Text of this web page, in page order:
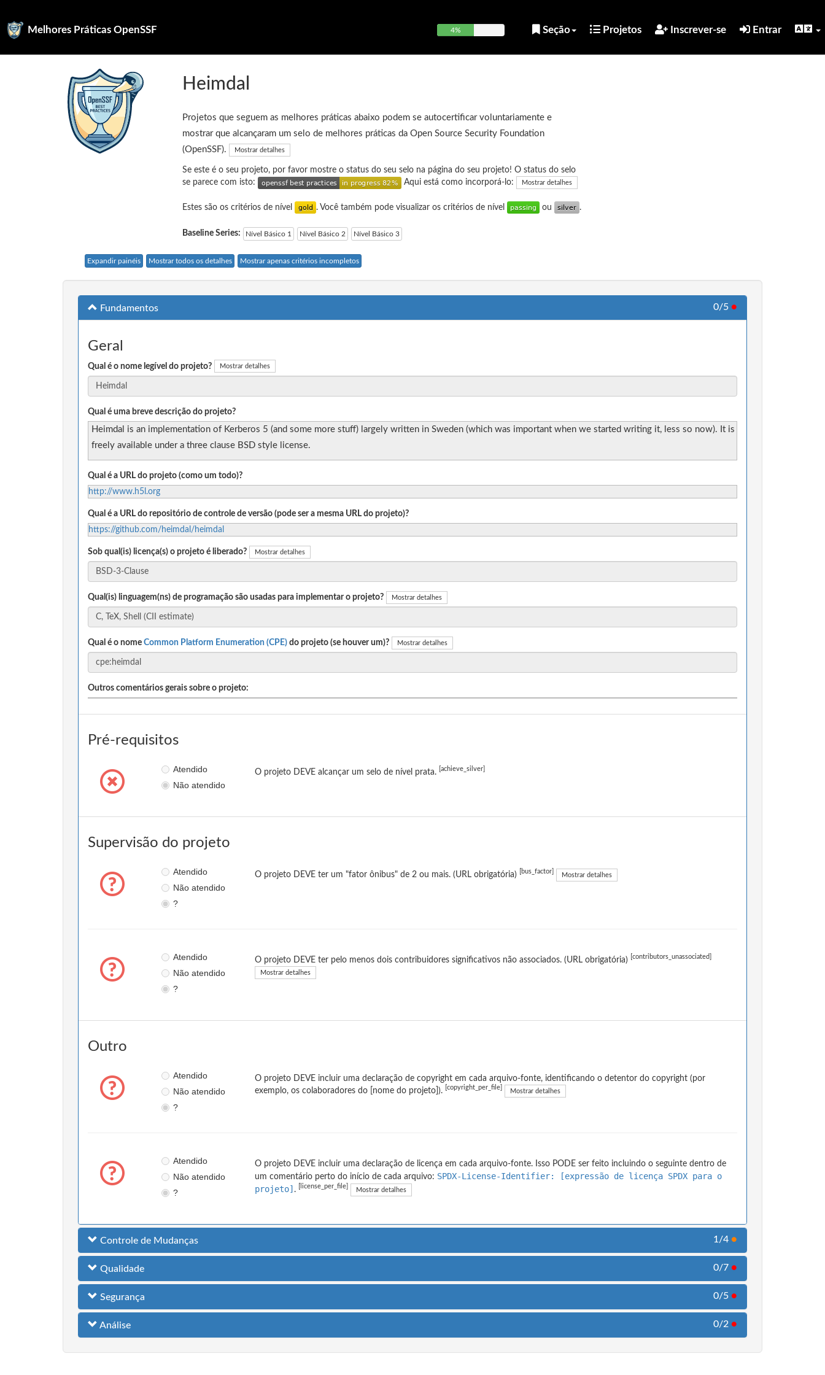
Melhores Práticas OpenSSF 4% Seção Projetos Inscrever-se Entrar
Heimdal
Projetos que seguem as melhores práticas abaixo podem se autocertificar voluntariamente e
mostrar que alcançaram um selo de melhores práticas da Open Source Security Foundation
(OpenSSF).
Mostrar detalhes
Se este é o seu projeto, por favor mostre o status do seu selo na página do seu projeto! O status do selo
se parece com isto:
Aqui está como incorporá-lo: Mostrar detalhes
Estes são os critérios de nível . Você também pode visualizar os critérios de nível ou .
Baseline Series: Nível Básico 1 Nível Básico 2 Nível Básico 3
Expandir painéis Mostrar todos os detalhes Mostrar apenas critérios incompletos
Fundamentos 0/5 ●
Geral
Qual é o nome legível do projeto? Mostrar detalhes
Qual é uma breve descrição do projeto?
Heimdal is an implementation of Kerberos 5 (and some more stuff) largely written in Sweden (which was important when we started writing it, less so now). It is
freely available under a three clause BSD style license.
Qual é a URL do projeto (como um todo)?
http://www.h5l.org
Qual é a URL do repositório de controle de versão (pode ser a mesma URL do projeto)?
https://github.com/heimdal/heimdal
Sob qual(is) licença(s) o projeto é liberado? Mostrar detalhes
Qual(is) linguagem(ns) de programação são usadas para implementar o projeto? Mostrar detalhes
Qual é o nome Common Platform Enumeration (CPE) do projeto (se houver um)? Mostrar detalhes
Outros comentários gerais sobre o projeto:
Pré-requisitos
Atendido
Não atendido
O projeto DEVE alcançar um selo de nível prata. [achieve_silver]
Supervisão do projeto
Atendido
Não atendido
?
O projeto DEVE ter um "fator ônibus" de 2 ou mais. (URL obrigatória) [bus_factor] Mostrar detalhes
Atendido
Não atendido
?
O projeto DEVE ter pelo menos dois contribuidores significativos não associados. (URL obrigatória) [contributors_unassociated]
Mostrar detalhes
Outro
Atendido
Não atendido
?
O projeto DEVE incluir uma declaração de copyright em cada arquivo-fonte, identificando o detentor do copyright (por
exemplo, os colaboradores do [nome do projeto]).
[copyright_per_file] Mostrar detalhes
Atendido
Não atendido
?
O projeto DEVE incluir uma declaração de licença em cada arquivo-fonte. Isso PODE ser feito incluindo o seguinte dentro de
um comentário perto do início de cada arquivo: SPDX-License-Identifier: [expressão de licença SPDX para o
projeto] . [license_per_file] Mostrar detalhes
Controle de Mudanças 1/4 ●
Qualidade 0/7 ●
Segurança 0/5 ●
Análise 0/2 ●